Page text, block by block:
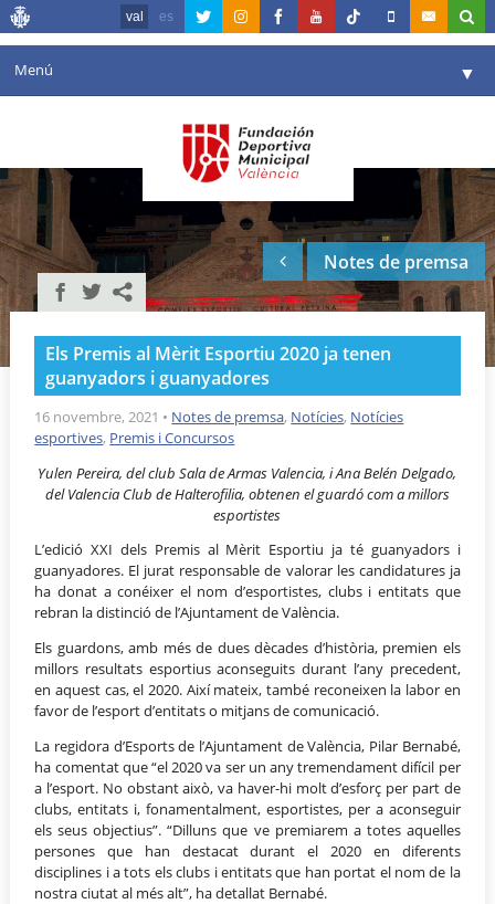
val es
Menú ▼
Agenda
Instal·lacions ▼
Comunicació ▼
València en esport
Portal de Transparència
Reserves
Notes de premsa
Els Premis al Mèrit Esportiu 2020 ja tenen
guanyadors i guanyadores
16 novembre, 2021 • Notes de premsa, Notícies, Notícies
esportives, Premis i Concursos
Yulen Pereira, del club Sala de Armas Valencia, i Ana Belén Delgado,
del Valencia Club de Halterofilia, obtenen el guardó com a millors
esportistes
L’edició XXI dels Premis al Mèrit Esportiu ja té guanyadors i
guanyadores. El jurat responsable de valorar les candidatures ja
ha donat a conéixer el nom d’esportistes, clubs i entitats que
rebran la distinció de l’Ajuntament de València.
Els guardons, amb més de dues dècades d’història, premien els
millors resultats esportius aconseguits durant l’any precedent,
en aquest cas, el 2020. Així mateix, també reconeixen la labor en
favor de l’esport d’entitats o mitjans de comunicació.
La regidora d’Esports de l’Ajuntament de València, Pilar Bernabé,
ha comentat que “el 2020 va ser un any tremendament difícil per
a l’esport. No obstant això, va haver-hi molt d’esforç per part de
clubs, entitats i, fonamentalment, esportistes, per a aconseguir
els seus objectius”. “Dilluns que ve premiarem a totes aquelles
persones que han destacat durant el 2020 en diferents
disciplines i a tots els clubs i entitats que han portat el nom de la
nostra ciutat al més alt”, ha detallat Bernabé.